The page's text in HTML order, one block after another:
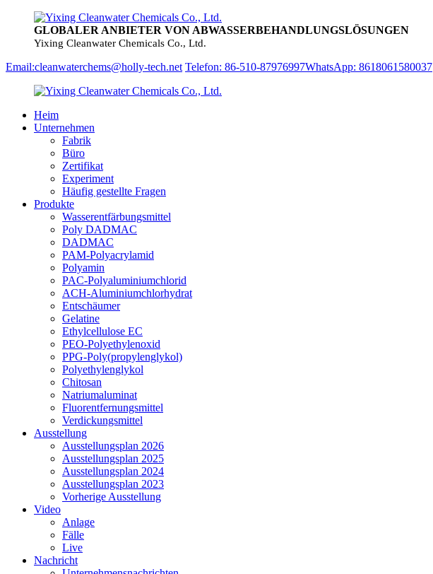
GLOBALER ANBIETER VON ABWASSERBEHANDLUNGSLÖSUNGEN
Yixing Cleanwater Chemicals Co., Ltd.
Email:cleanwaterchems@holly-tech.net Telefon: 86-510-87976997WhatsApp: 8618061580037
Heim
Unternehmen
Fabrik
Büro
Zertifikat
Experiment
Häufig gestellte Fragen
Produkte
Wasserentfärbungsmittel
Poly DADMAC
DADMAC
PAM-Polyacrylamid
Polyamin
PAC-Polyaluminiumchlorid
ACH-Aluminiumchlorhydrat
Entschäumer
Gelatine
Ethylcellulose EC
PEO-Polyethylenoxid
PPG-Poly(propylenglykol)
Polyethylenglykol
Chitosan
Natriumaluminat
Fluorentfernungsmittel
Verdickungsmittel
Ausstellung
Ausstellungsplan 2026
Ausstellungsplan 2025
Ausstellungsplan 2024
Ausstellungsplan 2023
Vorherige Ausstellung
Video
Anlage
Fälle
Live
Nachricht